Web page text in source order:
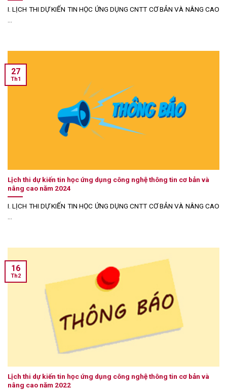
I. LỊCH THI DỰ KIẾN TIN HỌC ỨNG DỤNG CNTT CƠ BẢN VÀ NÂNG CAO
Lịch thi dự kiến tin học ứng dụng công nghệ thông tin cơ bản và
nâng cao năm 2024
I. LỊCH THI DỰ KIẾN TIN HỌC ỨNG DỤNG CNTT CƠ BẢN VÀ NÂNG CAO
27
Th1
Lịch thi dự kiến tin học ứng dụng công nghệ thông tin cơ bản và
nâng cao năm 2022
16
Th2